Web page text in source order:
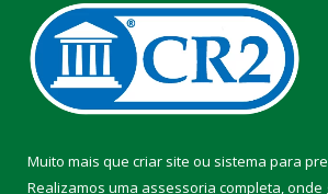
Muito mais que criar site ou sistema para
Realizamos uma assessoria completa, onde